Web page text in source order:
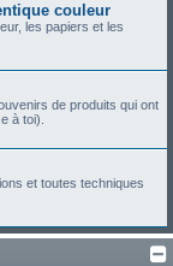
couleur
les papiers et les
de produits qui ont
à toi).
et toutes techniques